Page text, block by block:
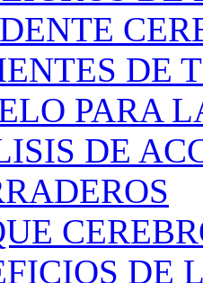
DE
PARA
DE
DE